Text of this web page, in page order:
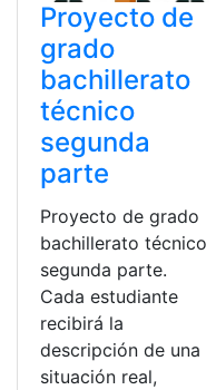
Proyecto de
grado
bachillerato
técnico
segunda
parte
Proyecto de grado
bachillerato técnico
segunda parte.
Cada estudiante
recibirá la
descripción de una
situación real,